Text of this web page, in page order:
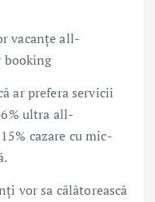
vacanțe all-
booking
ar prefera servicii
ultra all-
cazare cu mic-
vor sa călătorească